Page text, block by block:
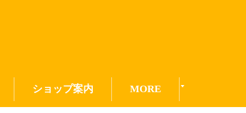
ショップ案内 MORE